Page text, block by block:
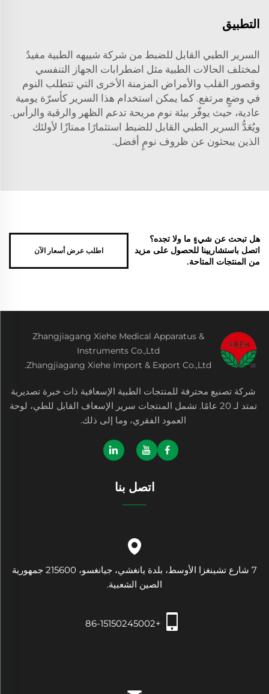
التطبيق
السرير الطبي القابل للضبط من شركة شييهه الطبية مفيدٌ
لمختلف الحالات الطبية مثل اضطرابات الجهاز التنفسي
وقصور القلب والأمراض المزمنة الأخرى التي تتطلب النوم
في وضعٍ مرتفع. كما يمكن استخدام هذا السرير كأسرّة يومية
عادية، حيث يوفّر بيئة نوم مريحة تدعم الظهر والرقبة والرأس.
ويُعَدُّ السرير الطبي القابل للضبط استثمارًا ممتازًا لأولئك
الذين يبحثون عن ظروف نومٍ أفضل.
هل تبحث عن شيءٍ ما ولا تجده؟
اتصل باستشاريينا للحصول على مزيد
من المنتجات المتاحة.
اطلب عرض أسعار الآن
Zhangjiagang Xiehe Medical Apparatus &
Instruments Co.,Ltd
Zhangjiagang Xiehe Import & Export Co.,Ltd.
شركة تصنيع محترفة للمنتجات الطبية الإسعافية ذات خبرة تصديرية
تمتد لـ 20 عامًا. تشمل المنتجات سرير الإسعاف القابل للطي، لوحة
العمود الفقري، وما إلى ذلك.
اتصل بنا
7 شارع تشينغزا الأوسط، بلدة يانغشي، جيانغسو، 215600 جمهورية
الصين الشعبية.
+86-15150245002